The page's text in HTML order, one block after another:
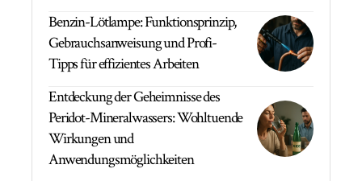
Benzin-Lötlampe: Funktionsprinzip,
Gebrauchsanweisung und Profi-
Tipps für effizientes Arbeiten
Entdeckung der Geheimnisse des
Peridot-Mineralwassers: Wohltuende
Wirkungen und
Anwendungsmöglichkeiten